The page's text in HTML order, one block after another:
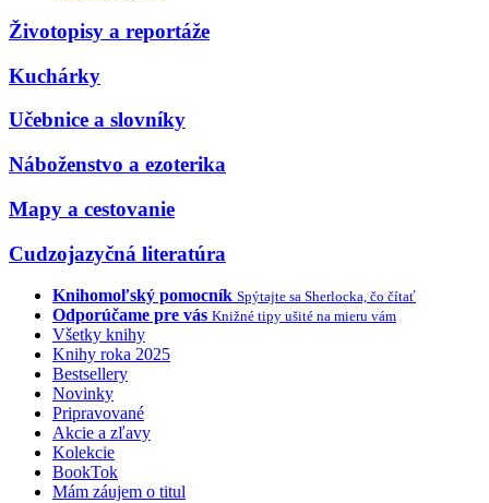
Životopisy a reportáže
Kuchárky
Učebnice a slovníky
Náboženstvo a ezoterika
Mapy a cestovanie
Cudzojazyčná literatúra
Knihomoľský pomocník Spýtajte sa Sherlocka, čo čítať
Odporúčame pre vás Knižné tipy ušité na mieru vám
Všetky knihy
Knihy roka 2025
Bestsellery
Novinky
Pripravované
Akcie a zľavy
Kolekcie
BookTok
Mám záujem o titul